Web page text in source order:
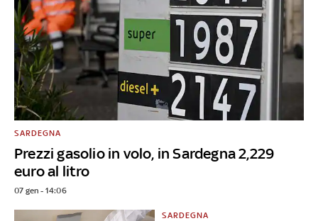
Prezzi gasolio in volo, in Sardegna 2,229
euro al litro
SARDEGNA
07 gen - 14:06
SARDEGNA